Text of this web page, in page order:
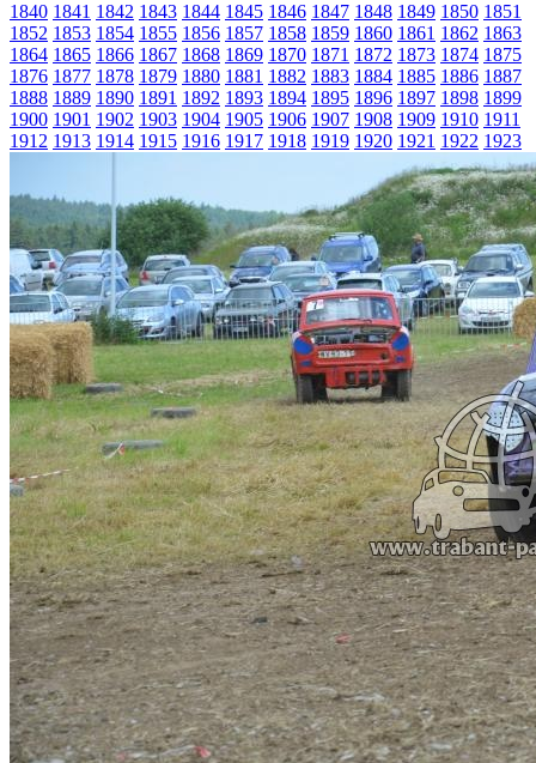
1840 1841 1842 1843 1844 1845 1846 1847 1848 1849 1850 1851
1852 1853 1854 1855 1856 1857 1858 1859 1860 1861 1862 1863
1864 1865 1866 1867 1868 1869 1870 1871 1872 1873 1874 1875
1876 1877 1878 1879 1880 1881 1882 1883 1884 1885 1886 1887
1888 1889 1890 1891 1892 1893 1894 1895 1896 1897 1898 1899
1900 1901 1902 1903 1904 1905 1906 1907 1908 1909 1910 1911
1912 1913 1914 1915 1916 1917 1918 1919 1920 1921 1922 1923